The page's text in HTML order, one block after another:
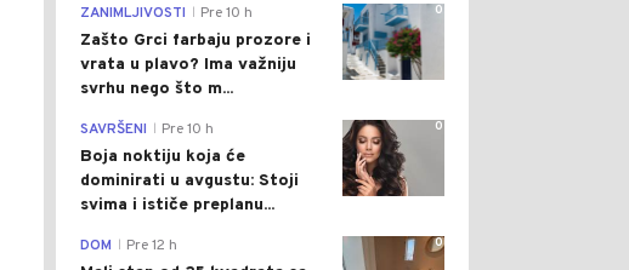
0
ZANIMLJIVOSTI Pre 10 h
Zašto Grci farbaju prozore i
vrata u plavo? Ima važniju
svrhu nego što m...
0
SAVRŠENI Pre 10 h
Boja noktiju koja će
dominirati u avgustu: Stoji
svima i ističe preplanu...
0
DOM Pre 12 h